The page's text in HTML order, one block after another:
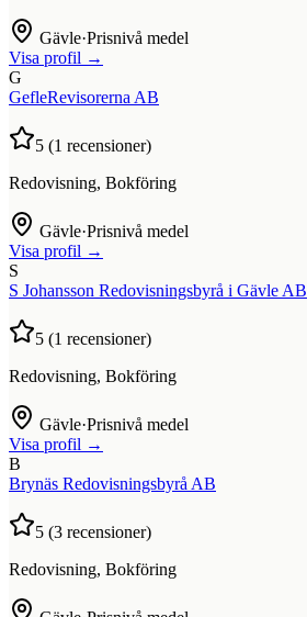
Gävle·Prisnivå medel
Visa profil →
G
GefleRevisorerna AB
5 (1 recensioner)
Redovisning, Bokföring
Gävle·Prisnivå medel
Visa profil →
S
S Johansson Redovisningsbyrå i Gävle AB
5 (1 recensioner)
Redovisning, Bokföring
Gävle·Prisnivå medel
Visa profil →
B
Brynäs Redovisningsbyrå AB
5 (3 recensioner)
Redovisning, Bokföring